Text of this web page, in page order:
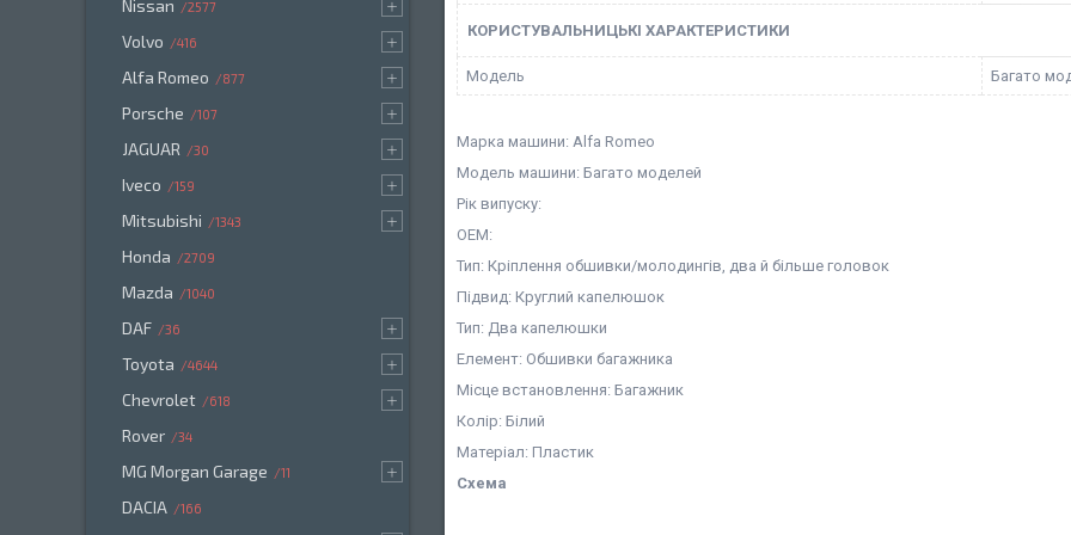
КОРИСТУВАЛЬНИЦЬКІ ХАРАКТЕРИСТИКИ
Мoдель Багато
Марка машини: Alfa Romeo
Модель машини: Багато моделей
Рік випуску:
OEM:
Тип: Кріплення обшивки/молодингів, два й більше головок
Підвид: Круглий капелюшок
Тип: Два капелюшки
Елемент: Обшивки багажника
Місце встановлення: Багажник
Колір: Білий
Матеріал: Пластик
Схема
Nissan 2577
Volvo 416
Alfa Romeo 877
Porsche 107
JAGUAR 30
Iveco 159
Mitsubishi 1343
Honda 2709
Mazda 1040
DAF 36
Toyota 4644
Chevrolet 618
Rover 34
MG Morgan Garage 11
DACIA 166